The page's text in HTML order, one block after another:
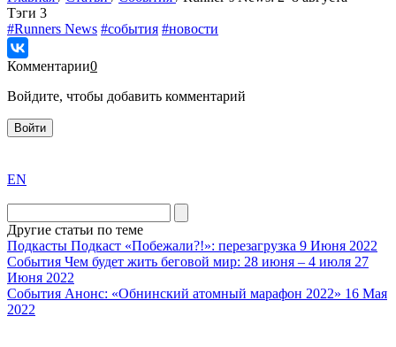
Tэги 3
#Runners News #события #новости
Комментарии0
Войдите, чтобы добавить комментарий
Войти
the
division
agent
watch
replica
showcases
substantial
areas.
EN
Другие статьи по теме
Подкасты Подкаст «Побежали?!»: перезагрузка 9 Июня 2022
События Чем будет жить беговой мир: 28 июня – 4 июля 27
Июня 2022
События Анонс: «Обнинский атомный марафон 2022» 16 Мая
2022